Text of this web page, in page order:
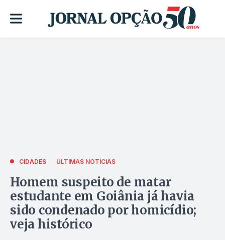
CIDADES ÚLTIMAS NOTÍCIAS
Homem suspeito de matar
estudante em Goiânia já havia
sido condenado por homicídio;
veja histórico